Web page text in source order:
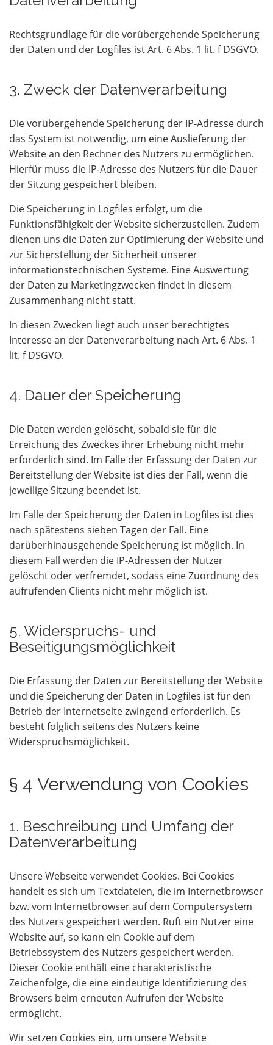
Rechtsgrundlage für die vorübergehende Speicherung
der Daten und der Logfiles ist Art. 6 Abs. 1 lit. f DSGVO.
3. Zweck der Datenverarbeitung
Die vorübergehende Speicherung der IP-Adresse durch
das System ist notwendig, um eine Auslieferung der
Website an den Rechner des Nutzers zu ermöglichen.
Hierfür muss die IP-Adresse des Nutzers für die Dauer
der Sitzung gespeichert bleiben.
Die Speicherung in Logfiles erfolgt, um die
Funktionsfähigkeit der Website sicherzustellen. Zudem
dienen uns die Daten zur Optimierung der Website und
zur Sicherstellung der Sicherheit unserer
informationstechnischen Systeme. Eine Auswertung
der Daten zu Marketingzwecken findet in diesem
Zusammenhang nicht statt.
In diesen Zwecken liegt auch unser berechtigtes
Interesse an der Datenverarbeitung nach Art. 6 Abs. 1
lit. f DSGVO.
4. Dauer der Speicherung
Die Daten werden gelöscht, sobald sie für die
Erreichung des Zweckes ihrer Erhebung nicht mehr
erforderlich sind. Im Falle der Erfassung der Daten zur
Bereitstellung der Website ist dies der Fall, wenn die
jeweilige Sitzung beendet ist.
Im Falle der Speicherung der Daten in Logfiles ist dies
nach spätestens sieben Tagen der Fall. Eine
darüberhinausgehende Speicherung ist möglich. In
diesem Fall werden die IP-Adressen der Nutzer
gelöscht oder verfremdet, sodass eine Zuordnung des
aufrufenden Clients nicht mehr möglich ist.
5. Widerspruchs- und
Beseitigungsmöglichkeit
Die Erfassung der Daten zur Bereitstellung der Website
und die Speicherung der Daten in Logfiles ist für den
Betrieb der Internetseite zwingend erforderlich. Es
besteht folglich seitens des Nutzers keine
Widerspruchsmöglichkeit.
§ 4 Verwendung von Cookies
1. Beschreibung und Umfang der
Datenverarbeitung
Unsere Webseite verwendet Cookies. Bei Cookies
handelt es sich um Textdateien, die im Internetbrowser
bzw. vom Internetbrowser auf dem Computersystem
des Nutzers gespeichert werden. Ruft ein Nutzer eine
Website auf, so kann ein Cookie auf dem
Betriebssystem des Nutzers gespeichert werden.
Dieser Cookie enthält eine charakteristische
Zeichenfolge, die eine eindeutige Identifizierung des
Browsers beim erneuten Aufrufen der Website
ermöglicht.
Wir setzen Cookies ein, um unsere Website